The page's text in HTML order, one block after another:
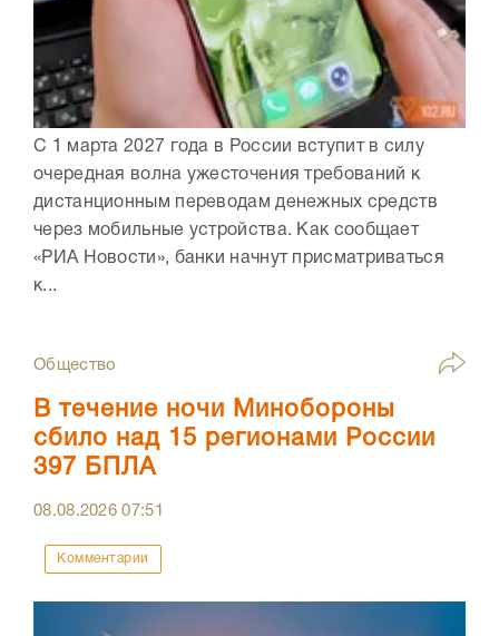
С 1 марта 2027 года в России вступит в силу
очередная волна ужесточения требований к
дистанционным переводам денежных средств
через мобильные устройства. Как сообщает
«РИА Новости», банки начнут присматриваться
к...
Общество
В течение ночи Минобороны
сбило над 15 регионами России
397 БПЛА
08.08.202607:51
Комментарии